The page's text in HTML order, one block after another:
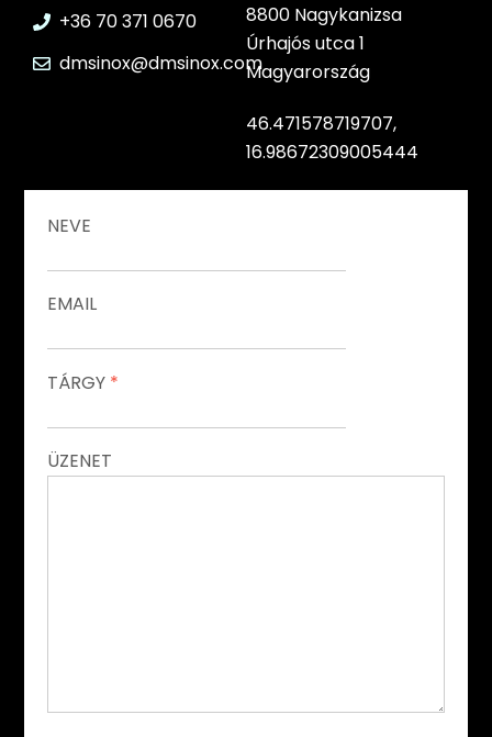
+36 70 371 0670
dmsinox@dmsinox.com
8800 Nagykanizsa
Úrhajós utca 1
Magyarország
46.471578719707,
16.98672309005444
NEVE
EMAIL
TÁRGY *
ÜZENET